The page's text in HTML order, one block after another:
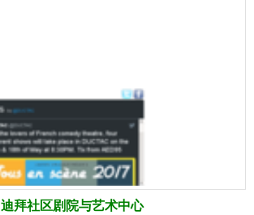
迪拜社区剧院与艺术中心